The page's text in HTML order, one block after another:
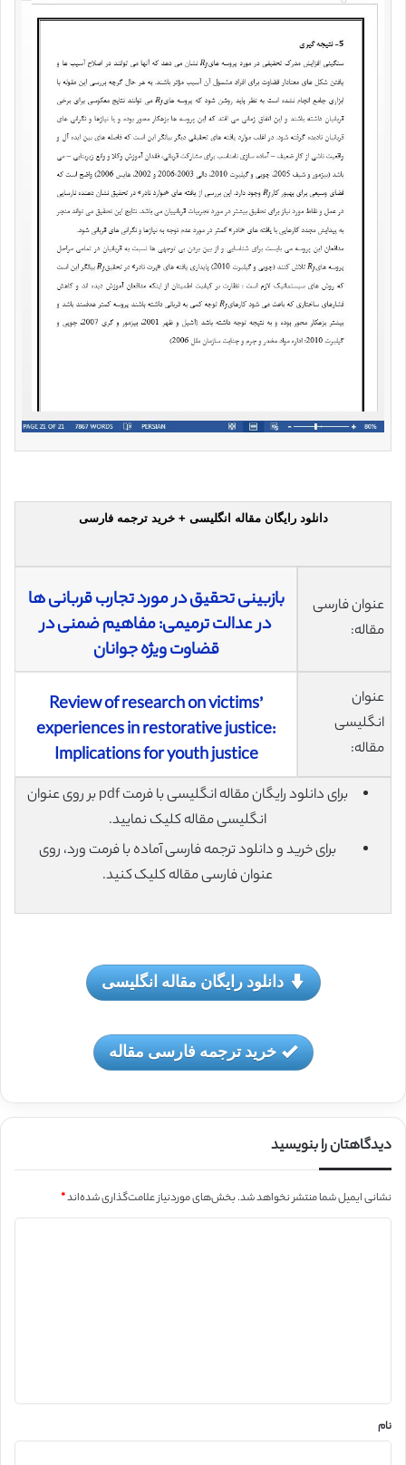
دانلود رایگان مقاله انگلیسی + خرید ترجمه فارسی
عنوان فارسی
مقاله:
بازبینی تحقیق در مورد تجارب قربانی ها
در عدالت ترمیمی: مفاهیم ضمنی در
قضاوت ویژه جوانان
عنوان
انگلیسی
مقاله:
Review of research on victims’
experiences in restorative justice:
Implications for youth justice
برای دانلود رایگان مقاله انگلیسی با فرمت pdf بر روی عنوان
انگلیسی مقاله کلیک نمایید.
برای خرید و دانلود ترجمه فارسی آماده با فرمت ورد، روی
عنوان فارسی مقاله کلیک کنید.
دانلود رایگان مقاله انگلیسی
خرید ترجمه فارسی مقاله
دیدگاهتان را بنویسید
نشانی ایمیل شما منتشر نخواهد شد.بخش‌های موردنیاز علامت‌گذاری شده‌اند*
نام